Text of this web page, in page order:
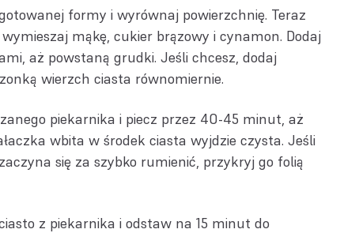
formy i wyrównaj powierzchnię. Teraz
mąkę, cukier brązowy i cynamon. Dodaj
aż powstaną grudki. Jeśli chcesz, dodaj
wierzch ciasta równomiernie.
piekarnika i piecz przez 40-45 minut, aż
wbita w środek ciasta wyjdzie czysta. Jeśli
się za szybko rumienić, przykryj go folią
z piekarnika i odstaw na 15 minut do